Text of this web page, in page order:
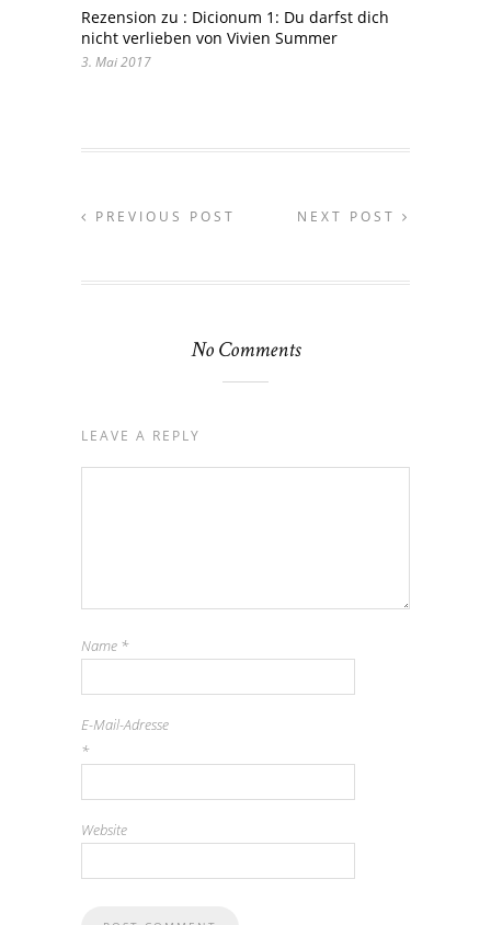
Rezension zu : Dicionum 1: Du darfst dich
nicht verlieben von Vivien Summer
3. Mai 2017
PREVIOUS POST NEXT POST
No Comments
LEAVE A REPLY
Name *
E-Mail-Adresse
*
Website